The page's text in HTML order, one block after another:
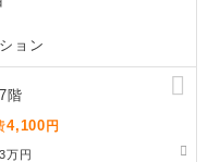
ョン
階
4,100 円
万円